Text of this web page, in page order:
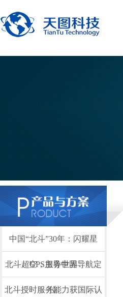
中国“北斗”30年：闪耀星
空，服务世界
北斗超GPS主导中国导航定
位
北斗授时服务能力获国际认